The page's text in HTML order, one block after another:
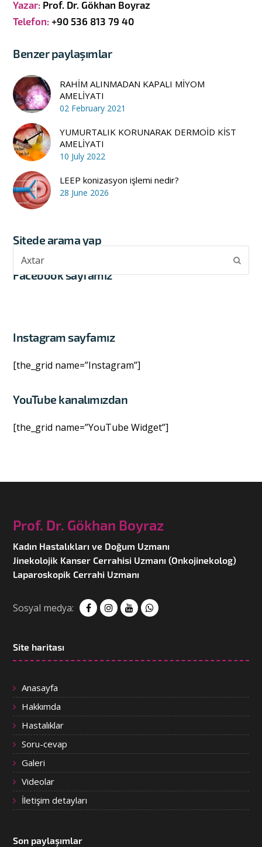
Yazar: Prof. Dr. Gökhan Boyraz
Telefon:+90 536 813 79 40
Benzer paylaşımlar
RAHİM ALINMADAN KAPALI MİYOM
AMELİYATI
02 February 2021
YUMURTALIK KORUNARAK DERMOİD KİST
AMELİYATI
10 July 2022
LEEP konizasyon işlemi nedir?
28 June 2026
Sitede arama yap
Facebook sayfamız
Instagram sayfamız
[the_grid name=”Instagram”]
YouTube kanalımızdan
[the_grid name=”YouTube Widget”]
Prof. Dr. Gökhan Boyraz
Kadın Hastalıkları ve Doğum Uzmanı
Jinekolojik Kanser Cerrahisi Uzmanı (Onkojinekolog)
Laparoskopik Cerrahi Uzmanı
Sosyal medya:
Site haritası
Anasayfa
Hakkımda
Hastalıklar
Soru-cevap
Galeri
Videolar
İletişim detayları
Son paylaşımlar